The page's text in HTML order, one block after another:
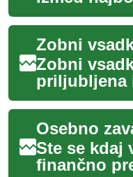
učinkovitih
zob. Ta in...
Zobni
priljubljena
rešitev za
Ste se kdaj
finančno